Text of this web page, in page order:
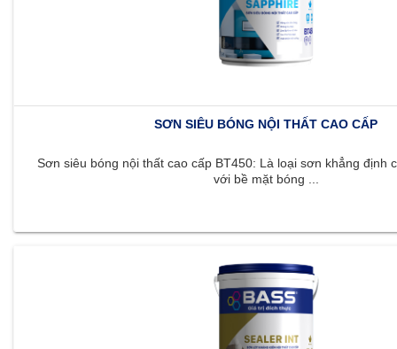
SƠN SIÊU BÓNG NỘI THẤT CAO CẤP
Sơn siêu bóng nội thất cao cấp BT450: Là loại sơn khẳng định
với bề mặt bóng ...